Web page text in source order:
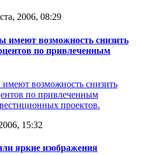
2006, 08:29
имеют возможность снизить
по привлеченным
возможность снизить
по привлеченным
проектов.
15:32
яркие изображения